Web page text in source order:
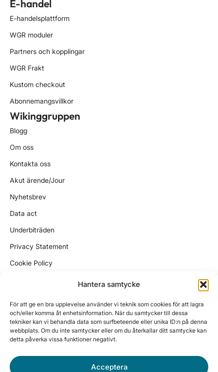
Hantera samtycke
För att ge en bra upplevelse använder vi teknik som cookies för att lagra
och/eller komma åt enhetsinformation. När du samtycker till dessa
tekniker kan vi behandla data som surfbeteende eller unika ID:n på denna
webbplats. Om du inte samtycker eller om du återkallar ditt samtycke kan
detta påverka vissa funktioner negativt.
Acceptera
E-handel
E-handelsplattform
WGR moduler
Partners och kopplingar
WGR Frakt
Kustom checkout
Abonnemangsvillkor
Wikinggruppen
Blogg
Om oss
Kontakta oss
Akut ärende/Jour
Nyhetsbrev
Data act
Underbiträden
Privacy Statement
Cookie Policy
support@wikinggruppen.se
ekonomi@wikinggruppen.se
sales@wikinggruppen.se
Tel. 0650 – 757 59
Besöksadress